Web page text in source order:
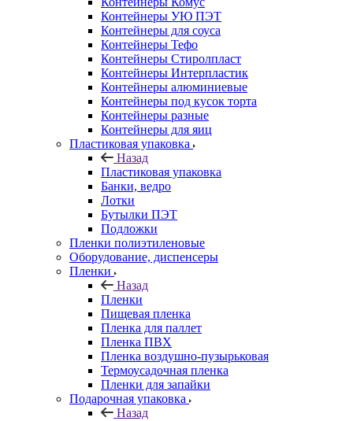
Контейнеры УЮ ПЭТ
Контейнеры для соуса
Контейнеры Тефо
Контейнеры Стиролпласт
Контейнеры Интерпластик
Контейнеры алюминиевые
Контейнеры под кусок торта
Контейнеры разные
Контейнеры для яиц
Пластиковая упаковка
Назад
Пластиковая упаковка
Банки, ведро
Лотки
Бутылки ПЭТ
Подложки
Пленки полиэтиленовые
Оборудование, диспенсеры
Пленки
Назад
Пленки
Пищевая пленка
Пленка для паллет
Пленка ПВХ
Пленка воздушно-пузырьковая
Термоусадочная пленка
Пленки для запайки
Подарочная упаковка
Назад